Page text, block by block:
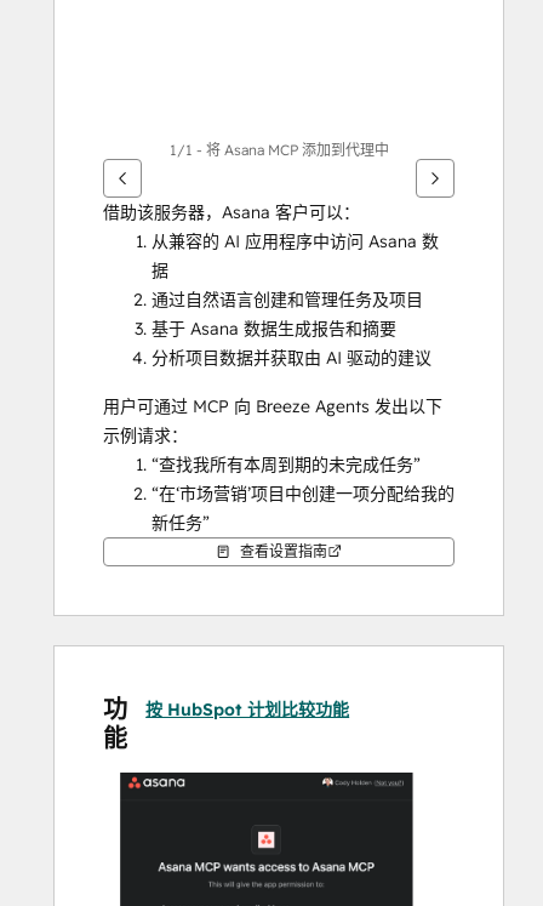
1/1 - 将 Asana MCP 添加到代理中
借助该服务器，Asana 客户可以：
从兼容的 AI 应用程序中访问 Asana 数
据
通过自然语言创建和管理任务及项目
基于 Asana 数据生成报告和摘要
分析项目数据并获取由 AI 驱动的建议
用户可通过 MCP 向 Breeze Agents 发出以下
示例请求：
“查找我所有本周到期的未完成任务”
“在‘市场营销’项目中创建一项分配给我的
新任务”
“列出‘产品发布’项目中的所有章节”
查看设置指南
功
能
按 HubSpot 计划比较功能